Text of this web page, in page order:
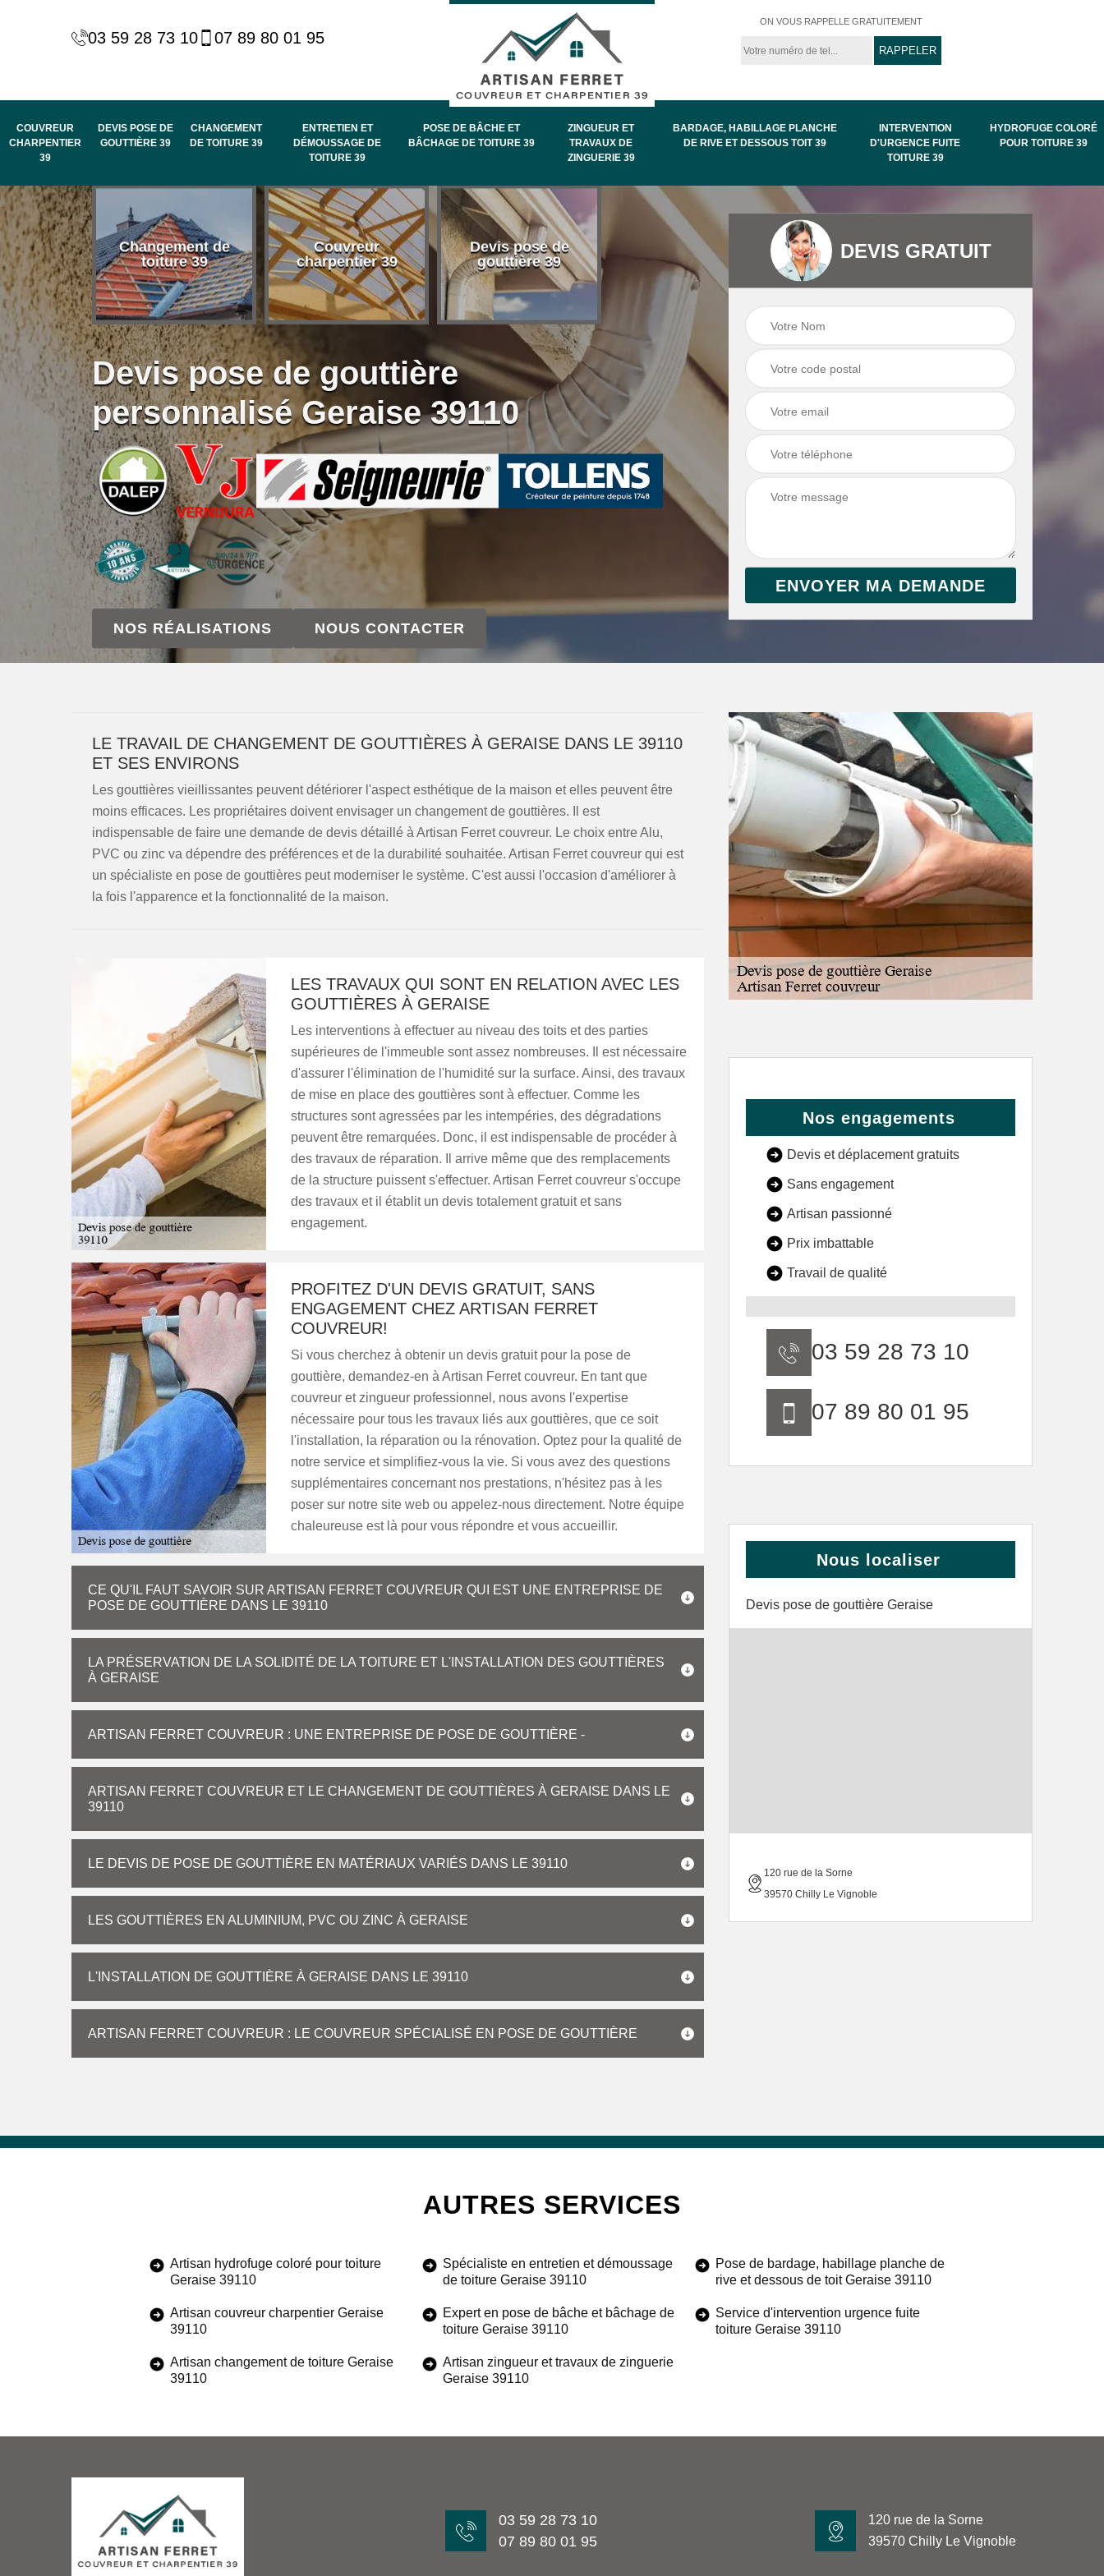
03 59 28 73 10 07 89 80 01 95
ON VOUS RAPPELLE GRATUITEMENT
COUVREUR
CHARPENTIER
39
DEVIS POSE DE
GOUTTIÈRE 39
CHANGEMENT
DE TOITURE 39
ENTRETIEN ET
DÉMOUSSAGE DE
TOITURE 39
POSE DE BÂCHE ET
BÂCHAGE DE TOITURE 39
ZINGUEUR ET
TRAVAUX DE
ZINGUERIE 39
BARDAGE, HABILLAGE PLANCHE
DE RIVE ET DESSOUS TOIT 39
INTERVENTION
D'URGENCE FUITE
TOITURE 39
HYDROFUGE COLORÉ
POUR TOITURE 39
habillage
rive et
toit 39
Changement de
toiture 39
Couvreur
charpentier 39
Devis pose de
gouttière 39
Entretien et
démoussage de
toiture 39
Hydrofuge coloré
pour toiture 39
d'urgence fuite
Devis pose de gouttière
personnalisé Geraise 39110
NOS RÉALISATIONS NOUS CONTACTER
DEVIS GRATUIT
LE TRAVAIL DE CHANGEMENT DE GOUTTIÈRES À GERAISE DANS LE 39110
ET SES ENVIRONS
Les gouttières vieillissantes peuvent détériorer l'aspect esthétique de la maison et elles peuvent être
moins efficaces. Les propriétaires doivent envisager un changement de gouttières. Il est
indispensable de faire une demande de devis détaillé à Artisan Ferret couvreur. Le choix entre Alu,
PVC ou zinc va dépendre des préférences et de la durabilité souhaitée. Artisan Ferret couvreur qui est
un spécialiste en pose de gouttières peut moderniser le système. C'est aussi l'occasion d'améliorer à
la fois l'apparence et la fonctionnalité de la maison.
LES TRAVAUX QUI SONT EN RELATION AVEC LES
GOUTTIÈRES À GERAISE
Les interventions à effectuer au niveau des toits et des parties
supérieures de l'immeuble sont assez nombreuses. Il est nécessaire
d'assurer l'élimination de l'humidité sur la surface. Ainsi, des travaux
de mise en place des gouttières sont à effectuer. Comme les
structures sont agressées par les intempéries, des dégradations
peuvent être remarquées. Donc, il est indispensable de procéder à
des travaux de réparation. Il arrive même que des remplacements
de la structure puissent s'effectuer. Artisan Ferret couvreur s'occupe
des travaux et il établit un devis totalement gratuit et sans
engagement.
PROFITEZ D'UN DEVIS GRATUIT, SANS
ENGAGEMENT CHEZ ARTISAN FERRET
COUVREUR!
Si vous cherchez à obtenir un devis gratuit pour la pose de
gouttière, demandez-en à Artisan Ferret couvreur. En tant que
couvreur et zingueur professionnel, nous avons l'expertise
nécessaire pour tous les travaux liés aux gouttières, que ce soit
l'installation, la réparation ou la rénovation. Optez pour la qualité de
notre service et simplifiez-vous la vie. Si vous avez des questions
supplémentaires concernant nos prestations, n'hésitez pas à les
poser sur notre site web ou appelez-nous directement. Notre équipe
chaleureuse est là pour vous répondre et vous accueillir.
CE QU'IL FAUT SAVOIR SUR ARTISAN FERRET COUVREUR QUI EST UNE ENTREPRISE DE
POSE DE GOUTTIÈRE DANS LE 39110
LA PRÉSERVATION DE LA SOLIDITÉ DE LA TOITURE ET L'INSTALLATION DES GOUTTIÈRES
À GERAISE
ARTISAN FERRET COUVREUR : UNE ENTREPRISE DE POSE DE GOUTTIÈRE -
ARTISAN FERRET COUVREUR ET LE CHANGEMENT DE GOUTTIÈRES À GERAISE DANS LE
39110
LE DEVIS DE POSE DE GOUTTIÈRE EN MATÉRIAUX VARIÉS DANS LE 39110
LES GOUTTIÈRES EN ALUMINIUM, PVC OU ZINC À GERAISE
L'INSTALLATION DE GOUTTIÈRE À GERAISE DANS LE 39110
ARTISAN FERRET COUVREUR : LE COUVREUR SPÉCIALISÉ EN POSE DE GOUTTIÈRE
Nos engagements
Devis et déplacement gratuits
Sans engagement
Artisan passionné
Prix imbattable
Travail de qualité
03 59 28 73 10
07 89 80 01 95
Nous localiser
Devis pose de gouttière Geraise
120 rue de la Sorne
39570 Chilly Le Vignoble
AUTRES SERVICES
Artisan hydrofuge coloré pour toiture
Geraise 39110
Artisan couvreur charpentier Geraise
39110
Artisan changement de toiture Geraise
39110
Spécialiste en entretien et démoussage
de toiture Geraise 39110
Expert en pose de bâche et bâchage de
toiture Geraise 39110
Artisan zingueur et travaux de zinguerie
Geraise 39110
Pose de bardage, habillage planche de
rive et dessous de toit Geraise 39110
Service d'intervention urgence fuite
toiture Geraise 39110
03 59 28 73 10
07 89 80 01 95
120 rue de la Sorne
39570 Chilly Le Vignoble